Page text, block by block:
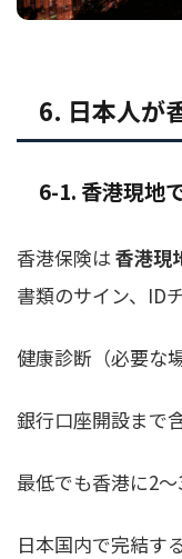
6. 日本人が
6-1. 香港現地
香港保険は香港現
書類のサイン、IDチ
健康診断（必要な
銀行口座開設まで含
最低でも香港に2〜
日本国内で完結す